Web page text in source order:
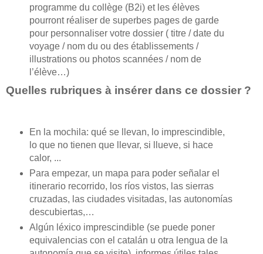
programme du collège (B2i) et les élèves
pourront réaliser de superbes pages de garde
pour personnaliser votre dossier ( titre / date du
voyage / nom du ou des établissements /
illustrations ou photos scannées / nom de
l’élève…)
Quelles rubriques à insérer dans ce dossier ?
En la mochila: qué se llevan, lo imprescindible,
lo que no tienen que llevar, si llueve, si hace
calor, ...
Para empezar, un mapa para poder señalar el
itinerario recorrido, los ríos vistos, las sierras
cruzadas, las ciudades visitadas, las autonomías
descubiertas,…
Algún léxico imprescindible (se puede poner
equivalencias con el catalán u otra lengua de la